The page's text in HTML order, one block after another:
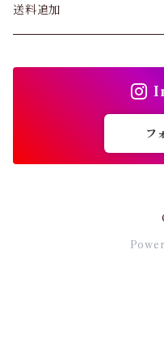
ショーツ
ガードル・ウエストニッパー
パンツ&スカート
送料追加
フ